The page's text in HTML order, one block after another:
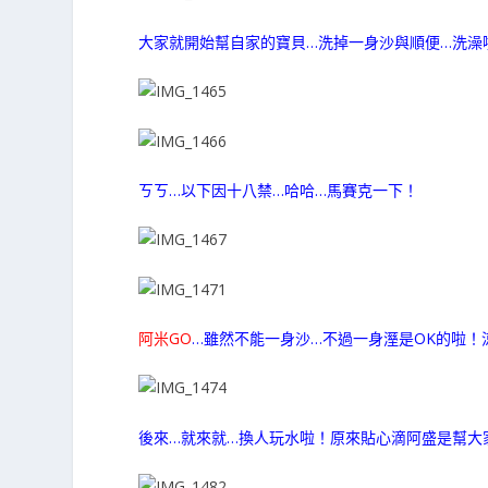
大家就開始幫自家的寶貝…洗掉一身沙與順便…洗澡
ㄎㄎ…以下因十八禁…哈哈…馬賽克一下！
阿米GO…雖然不能一身沙…不過一身溼是OK的啦！
後來…就來就…換人玩水啦！原來貼心滴阿盛是幫大